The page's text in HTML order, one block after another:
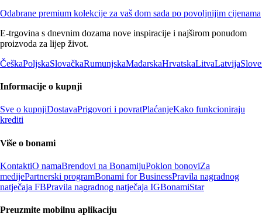
Odabrane premium kolekcije za vaš dom sada po povoljnijim cijenama
E-trgovina s dnevnim dozama nove inspiracije i najširom ponudom
proizvoda za lijep život.
ČeškaPoljskaSlovačkaRumunjskaMađarskaHrvatskaLitvaLatvija
Informacije o kupnji
Sve o kupnjiDostavaPrigovori i povratPlaćanjeKako funkcioniraju
krediti
Više o bonami
KontaktiO namaBrendovi na BonamijuPoklon bonoviZa
medijePartnerski programBonami for BusinessPravila nagradnog
natječaja FBPravila nagradnog natječaja IGBonamiStar
Preuzmite mobilnu aplikaciju